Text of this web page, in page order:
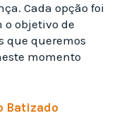
Cada opção foi
objetivo de
que queremos
momento
Batizado